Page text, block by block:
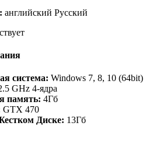
английский Русский
система: Windows 7, 8, 10 (64bit)
GHz 4-ядра
память: 4Гб
GTX 470
Диске: 13Гб